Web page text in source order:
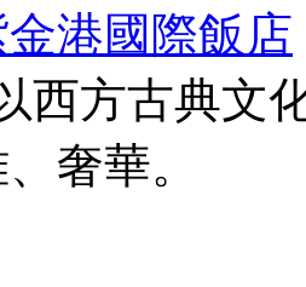
港國際飯店
西方古典文
奢華。